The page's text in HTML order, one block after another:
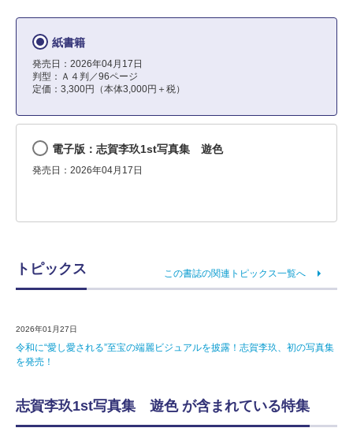
紙書籍
発売日：2026年04月17日
判型：Ａ４判／96ページ
定価：3,300円（本体3,000円＋税）
電子版：志賀李玖1st写真集 遊色
発売日：2026年04月17日
トピックス この書誌の関連トピックス一覧へ
2026年01月27日
令和に“愛し愛される”至宝の端麗ビジュアルを披露！志賀李玖、初の写真集
を発売！
志賀李玖1st写真集 遊色 が含まれている特集